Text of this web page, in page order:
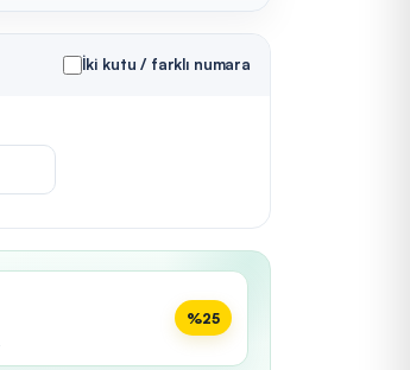
İki kutu / farklı numara
%25